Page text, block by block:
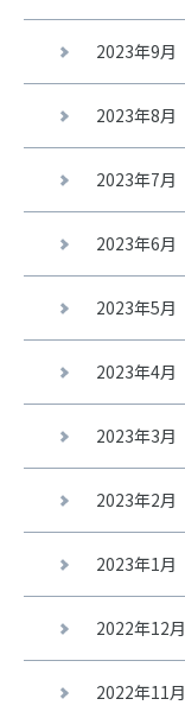
2023年9月
2023年8月
2023年7月
2023年6月
2023年5月
2023年4月
2023年3月
2023年2月
2023年1月
2022年12月
2022年11月